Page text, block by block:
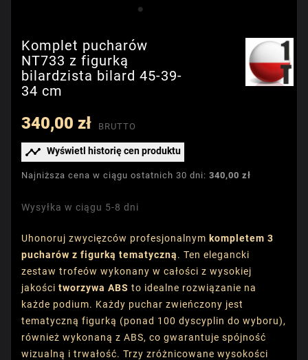
Komplet pucharów
NT733 z figurką
bilardzista bilard 45-39-
34 cm
340,00 zł BRUTTO
 Wyświetl historię cen produktu
Najniższa cena w ciągu ostatnich 30 dni: 340,00 zł
Wysyłka w ciągu 5-8 dni
Uhonoruj zwycięzców profesjonalnym kompletem 3
pucharów z figurką tematyczną. Ten elegancki
zestaw trofeów wykonany w całości z wysokiej
jakości tworzywa ABS to idealne rozwiązanie na
każde podium. Każdy puchar zwieńczony jest
tematyczną figurką (ponad 100 dyscyplin do wyboru),
również wykonaną z ABS, co gwarantuje spójność
wizualną i trwałość. Trzy zróżnicowane wysokości